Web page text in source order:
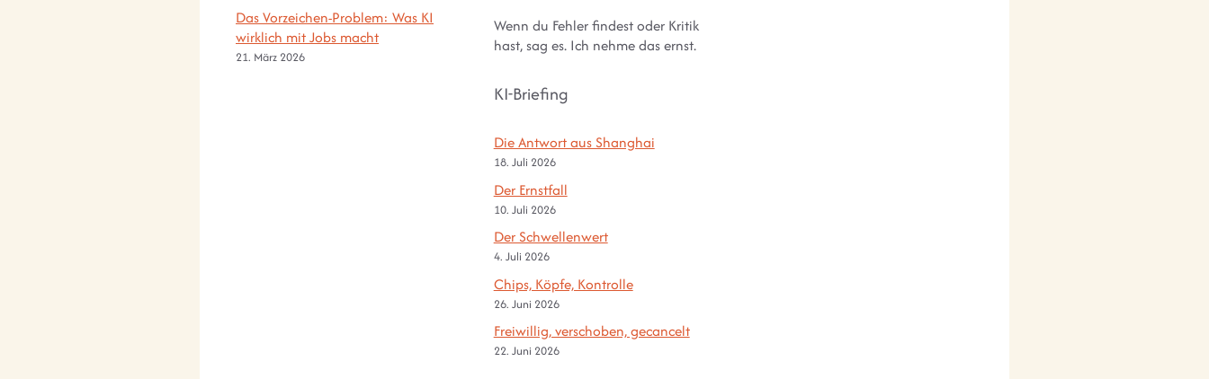
Das Vorzeichen-Problem: Was KI
wirklich mit Jobs macht
21. März 2026
Wenn du Fehler findest oder Kritik
hast, sag es. Ich nehme das ernst.
KI-Briefing
Die Antwort aus Shanghai
18. Juli 2026
Der Ernstfall
10. Juli 2026
Der Schwellenwert
4. Juli 2026
Chips, Köpfe, Kontrolle
26. Juni 2026
Freiwillig, verschoben, gecancelt
22. Juni 2026